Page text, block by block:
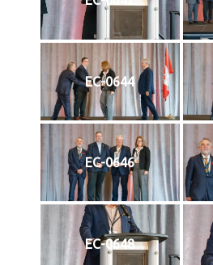
EC-0644
EC-0646
EC-0648